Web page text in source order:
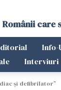
Românii care
Info-
Interviuri
și defibrilator”